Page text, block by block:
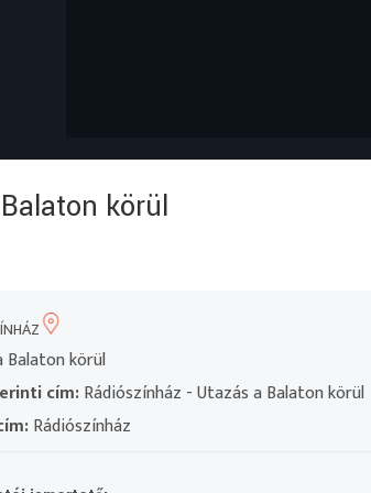
körül
Balaton körül
cím:Rádiószínház - Utazás a Balaton körül
Rádiószínház